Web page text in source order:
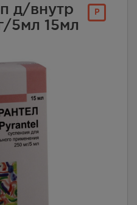
Р
д/внутр
5мл 15мл